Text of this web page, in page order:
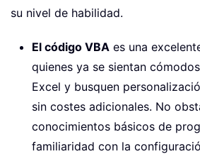
su nivel de habilidad.
El código VBA es una
quienes ya se sientan
Excel y busquen
sin costes adicionales. No
conocimientos básicos de
familiaridad con la